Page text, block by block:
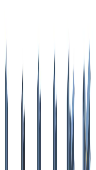
การเชื่อมต่อฟรี
อย่างการออกแบบการเชื่อ
รายการ เข้าถึงได้
ดาวน์โหลดการเชื่อมต่อที่
ณ
ชื่อมต่อ สร้างบัญชีฟรีก่อน